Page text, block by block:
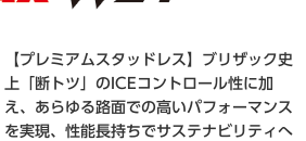
【プレミアムスタッドレス】ブリザック史
上「断トツ」のICEコントロール性に加
え、あらゆる路面での高いパフォーマンス
を実現、性能長持ちでサステナビリティへ